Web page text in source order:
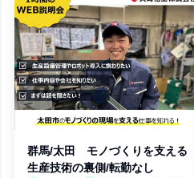
群馬/太田 モノづくりを支える
生産技術の裏側/転勤なし